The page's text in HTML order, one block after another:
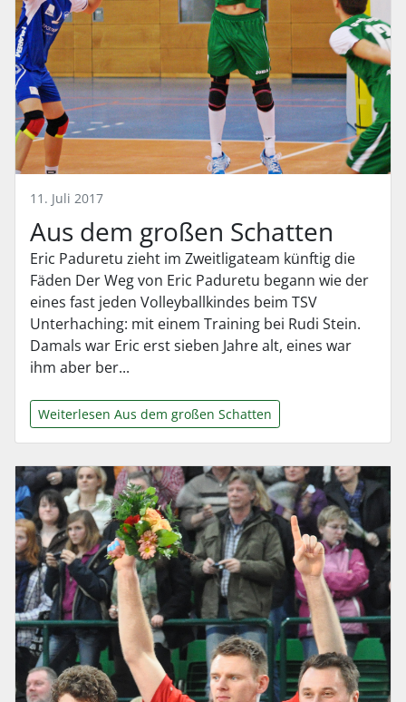
11. Juli 2017
Aus dem großen Schatten
Eric Paduretu zieht im Zweitligateam künftig die
Fäden Der Weg von Eric Paduretu begann wie der
eines fast jeden Volleyballkindes beim TSV
Unterhaching: mit einem Training bei Rudi Stein.
Damals war Eric erst sieben Jahre alt, eines war
ihm aber ber...
Weiterlesen Aus dem großen Schatten